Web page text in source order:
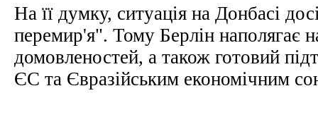
На її думку, ситуація на Донбасі
перемир'я". Тому Берлін наполягає
домовленостей, а також готовий
ЄС та Євразійським економічним